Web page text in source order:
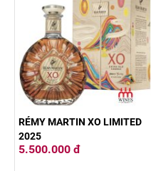
RÉMY MARTIN XO LIMITED
2025
5.500.000 đ